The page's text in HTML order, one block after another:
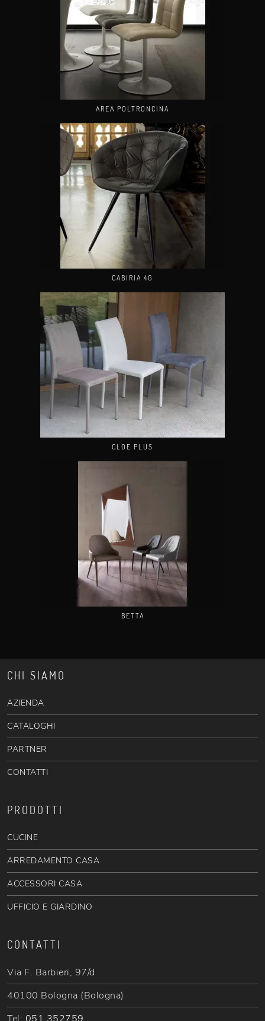
AREA POLTRONCINA
CABIRIA 4G
CLOE PLUS
BETTA
CHI SIAMO
AZIENDA
CATALOGHI
PARTNER
CONTATTI
PRODOTTI
CUCINE
ARREDAMENTO CASA
ACCESSORI CASA
UFFICIO E GIARDINO
CONTATTI
Via F. Barbieri, 97/d
40100 Bologna (Bologna)